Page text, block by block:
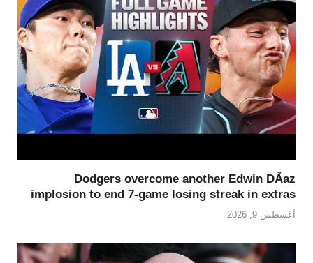
Dodgers overcome another Edwin DÃ­az
implosion to end 7-game losing streak in extras
أغسطس 9, 2026